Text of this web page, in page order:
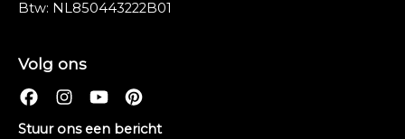
Btw: NL850443222B01
Volg ons
Stuur ons een bericht